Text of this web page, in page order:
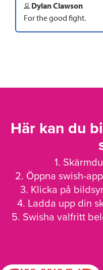
Dylan Clawson
For the good fight.
Här kan du
1.
2. Öppna swish-
3. Klicka på
4. Ladda upp din
5. Swisha valfritt